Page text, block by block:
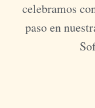
celebramos
paso en